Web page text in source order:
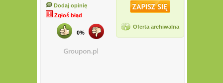
Dodaj opinię
Zgłoś błąd
0%
Oferta archiwalna